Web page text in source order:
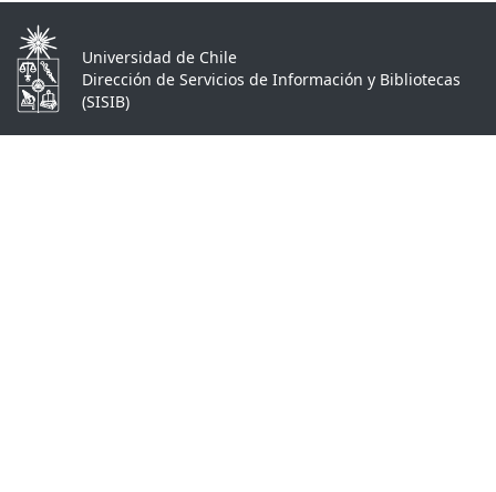
Universidad de Chile
Dirección de Servicios de Información y Bibliotecas
(SISIB)